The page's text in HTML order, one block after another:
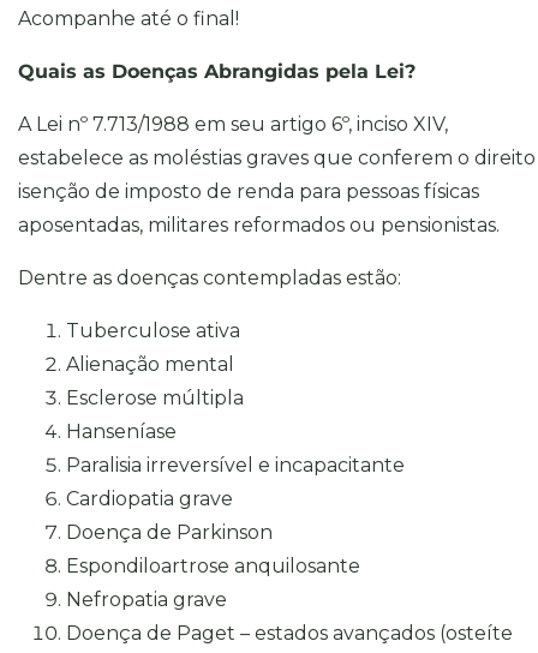
Acompanhe até o final!
Quais as Doenças Abrangidas pela Lei?
A Lei nº 7.713/1988 em seu artigo 6º, inciso XIV,
estabelece as moléstias graves que conferem o direito
isenção de imposto de renda para pessoas físicas
aposentadas, militares reformados ou pensionistas.
Dentre as doenças contempladas estão:
Tuberculose ativa
Alienação mental
Esclerose múltipla
Hanseníase
Paralisia irreversível e incapacitante
Cardiopatia grave
Doença de Parkinson
Espondiloartrose anquilosante
Nefropatia grave
Doença de Paget – estados avançados (osteíte